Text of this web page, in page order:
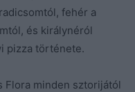
fehér a
és királynéról
pizza története.
Flora minden sztorijától